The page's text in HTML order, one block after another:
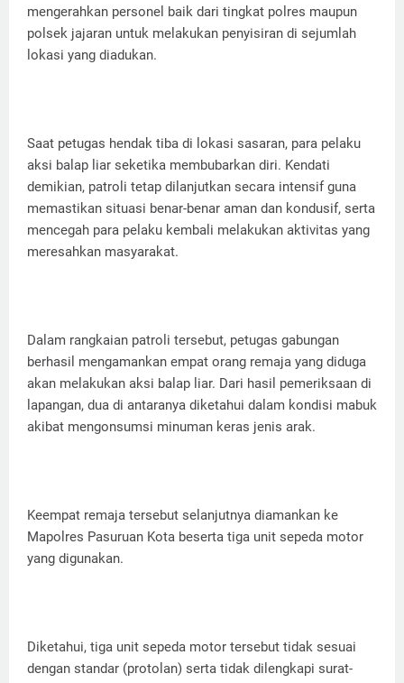
mengerahkan personel baik dari tingkat polres maupun
polsek jajaran untuk melakukan penyisiran di sejumlah
lokasi yang diadukan.
Saat petugas hendak tiba di lokasi sasaran, para pelaku
aksi balap liar seketika membubarkan diri. Kendati
demikian, patroli tetap dilanjutkan secara intensif guna
memastikan situasi benar-benar aman dan kondusif, serta
mencegah para pelaku kembali melakukan aktivitas yang
meresahkan masyarakat.
Dalam rangkaian patroli tersebut, petugas gabungan
berhasil mengamankan empat orang remaja yang diduga
akan melakukan aksi balap liar. Dari hasil pemeriksaan di
lapangan, dua di antaranya diketahui dalam kondisi mabuk
akibat mengonsumsi minuman keras jenis arak.
Keempat remaja tersebut selanjutnya diamankan ke
Mapolres Pasuruan Kota beserta tiga unit sepeda motor
yang digunakan.
Diketahui, tiga unit sepeda motor tersebut tidak sesuai
dengan standar (protolan) serta tidak dilengkapi surat-